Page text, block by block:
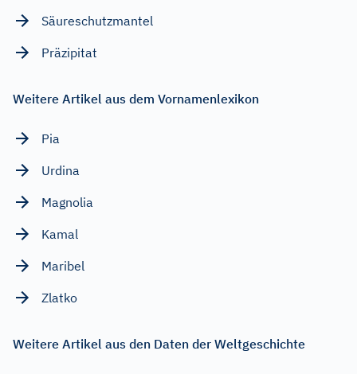
Säureschutzmantel
Präzipitat
Weitere Artikel aus dem Vornamenlexikon
Pia
Urdina
Magnolia
Kamal
Maribel
Zlatko
Weitere Artikel aus den Daten der Weltgeschichte